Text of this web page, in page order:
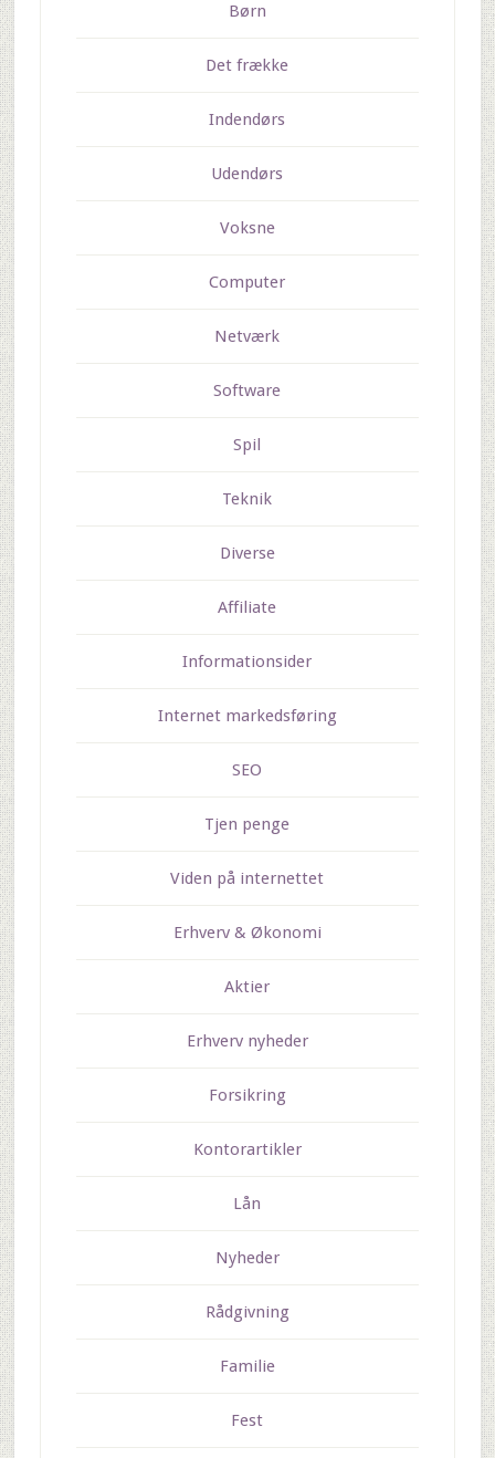
Børn
Det frække
Indendørs
Udendørs
Voksne
Computer
Netværk
Software
Spil
Teknik
Diverse
Affiliate
Informationsider
Internet markedsføring
SEO
Tjen penge
Viden på internettet
Erhverv & Økonomi
Aktier
Erhverv nyheder
Forsikring
Kontorartikler
Lån
Nyheder
Rådgivning
Familie
Fest